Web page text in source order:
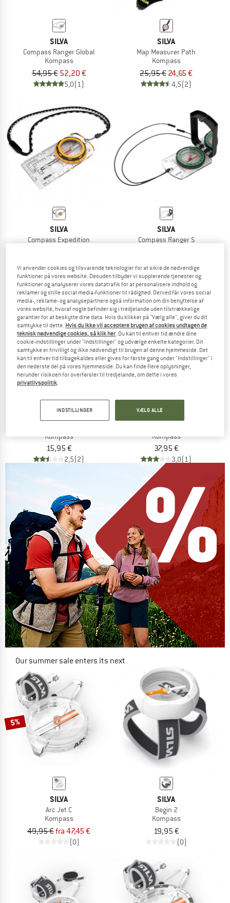
SILVA
Compass Ranger Global
Kompass
54,95 € 52,20 €
5,0(1)
SILVA
Map Measurer Path
Kompass
25,95 € 24,65 €
4,5(2)
SILVA
Compass Expedition
5,0(2)
SILVA
Compass Ranger S
4,3(8)
Kompass
15,95 €
2,5(2)
Kompass
37,95 €
3,0(1)
Our summer sale enters its next
phase
NOW UP TO 50% OFF
TO THE SALE
5%
SILVA
Arc Jet C
Kompass
49,95 €fra 47,45 €
(0)
SILVA
Begin 2
Kompass
19,95 €
(0)
Vi anvender cookies og tilsvarende teknologier for at sikre de nødvendige
funktioner på vores website. Desuden tilbyder vi supplerende tjenester og
funktioner og analyserer vores datatrafik for at personalisere indhold og
reklamer og stille social media-funktioner til rådighed. Derved får vores social
media-, reklame- og analysepartnere også information om din benyttelse af
vores website, hvoraf nogle befinder sig i tredjelande uden tilstrækkelige
garantier for at beskytte dine data. Hvis du klikker på "Vælg alle", giver du dit
samtykke til dette. Hvis du ikke vil acceptere brugen af cookies undtagen de
teknisk nødvendige cookies, så klik her. Du kan til enhver tid ændre dine
cookie-indstillinger under "Indstillinger" og udvælge enkelte kategorier. Dit
samtykke er frivilligt og ikke nødvendigt til brugen af denne hjemmeside. Det
kan til enhver tid tilbagekaldes eller gives for første gang under "Indstillinger" i
den nederste del på vores hjemmeside. Du kan finde flere oplysninger,
herunder risikoen for overførsler til tredjelande, om dette i vores
privatlivspolitik.
INDSTILLINGER VÆLG ALLE